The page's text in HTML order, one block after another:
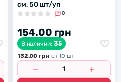
см, 50 шт/уп
0
154.00 грн
В наличии: 35
132.00 грн от 10 шт